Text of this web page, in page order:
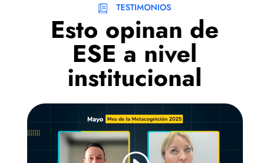
TESTIMONIOS
Esto opinan de
ESE a nivel
institucional